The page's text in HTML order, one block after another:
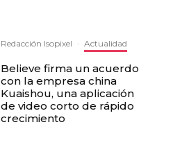
Redacción Isopixel · Actualidad
Believe firma un acuerdo
con la empresa china
Kuaishou, una aplicación
de video corto de rápido
crecimiento